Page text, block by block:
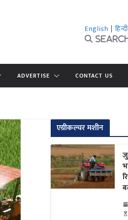
English | हिन्दी
ADVERTISE CONTACT US
एग्रीकल्चर मशीन